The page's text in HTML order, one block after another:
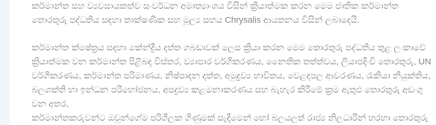
කර්මාන්ත සහ ව්‍යවසායකත්ව සංවර්ධන අමාත්‍යාංශය විසින් ක්‍රියාත්මක කරන මෙම ජාතික කර්මාන්ත
තොරතුරු පද්ධතිය සඳහා තාක්ෂණික සහ මූල්‍ය සහය Chrysalis ආයතනය විසින් ලබාදෙයි.
කර්මාන්ත ක්ෂේත්‍රය සඳහා කේන්ද්‍රීය දත්ත ගබඩාවක් ලෙස ක්‍රියා කරන මෙම තොරතුරු පද්ධතිය තුළ ලංකාවේ
ක්‍රියාත්මක වන කර්මාන්ත පිළිබඳ විස්තර, ව්‍යාපාර වර්ගීකරණය, නෛතික තත්ත්වය, ලියාපදිංචි තොරතුරු, UN
වර්ගීකරණය, කර්මාන්ත පරිමාණය, නිෂ්පාදන දත්ත, අමුද්‍රව්‍ය භාවිතය, වෙළඳපල ආවරණය, රැකියා නියුක්තිය,
බලශක්ති හා ඉන්ධන පරිභෝජනය, අපද්‍රව්‍ය කළමනාකරණය සහ බැහැර කිරීමේ ක්‍රම ඇතුඵ තොරතුරු අඩංගු
වන අතර,
කර්මාන්තකරුවන්ට ඔවුන්ගේම පරිශීලක ගිණුමක් සෑදීමෙන් හෝ බලයලත් රාජ්‍ය නිලධාරීන් හරහා තොරතුරු